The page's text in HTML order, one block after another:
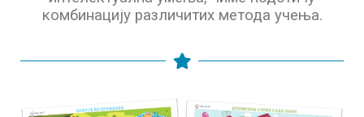
комбинацију различитих метода учења.